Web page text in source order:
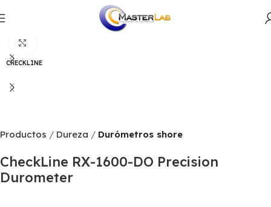
Durómetros shore
CHECKLINE
Productos Dureza Durómetros shore
CheckLine RX-1600-DO Precision
Durometer